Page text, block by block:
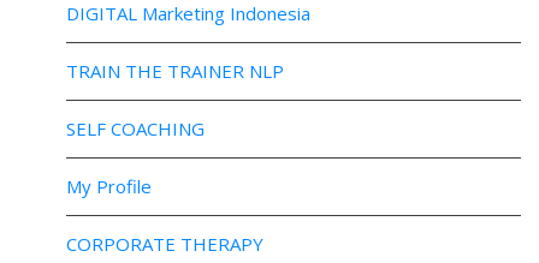
DIGITAL Marketing Indonesia
TRAIN THE TRAINER NLP
SELF COACHING
My Profile
CORPORATE THERAPY